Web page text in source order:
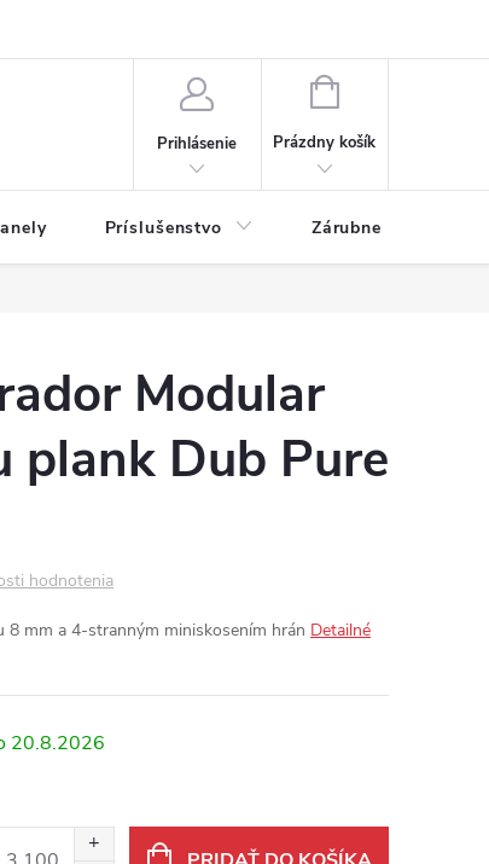
údajov
Prihlásenie
NÁKUPNÝ KOŠÍK
Prázdny košík
Príslušenstvo Zárubne
Modular
plank Dub Pure
hodnotenia
8 mm a 4-stranným miniskosením hrán Detailné
20.8.2026